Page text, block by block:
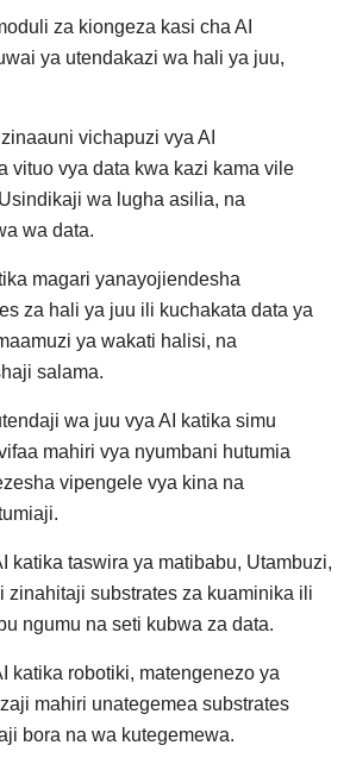
za kiongeza kasi cha AI
ya utendakazi wa hali ya juu,
vichapuzi vya AI
vituo vya data kwa kazi kama vile
wa lugha asilia, na
wa data.
magari yanayojiendesha
za hali ya juu ili kuchakata data ya
ya wakati halisi, na
salama.
wa juu vya AI katika simu
mahiri vya nyumbani hutumia
vipengele vya kina na
katika taswira ya matibabu, Utambuzi,
zinahitaji substrates za kuaminika ili
ngumu na seti kubwa za data.
katika robotiki, matengenezo ya
mahiri unategemea substrates
bora na wa kutegemewa.